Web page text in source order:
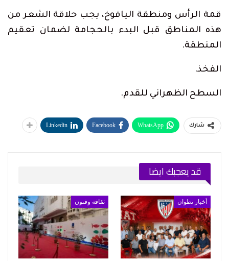
قمة الرأس ومنطقة اليافوخ، يجب حلاقة الشعر من
هذه المناطق قبل البدء بالحجامة لضمان تعقيم
المنطقة.
الفخذ.
السطح الظهراني للقدم.
شارك WhatsApp
Facebook
Linkedin
قد يعجبك ايضا
أخبار تطوان ثقافة وفنون